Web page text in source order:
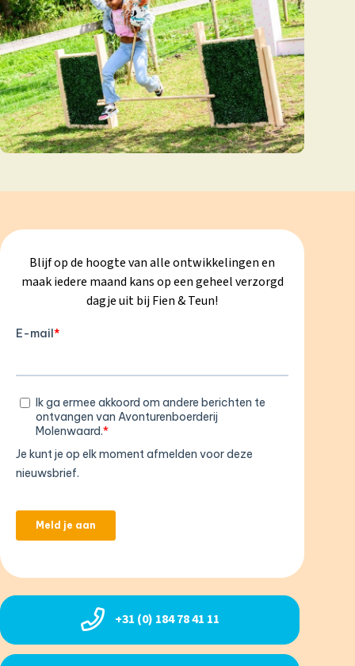
+31 (0) 184 78 41 11
Blijf op de hoogte van alle ontwikkelingen en
maak iedere maand kans op een geheel verzorgd
dagje uit bij Fien & Teun!